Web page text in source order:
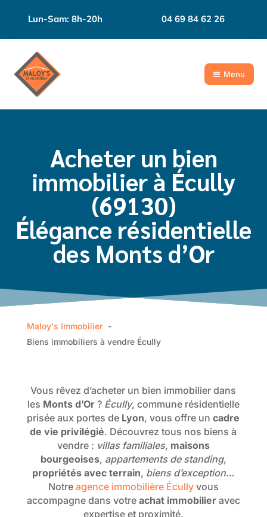
Lun-Sam: 8h-20h 04 69 84 62 26
Menu
Acheter un bien
immobilier à Écully
(69130)
Élégance résidentielle
des Monts d’Or
Maloy's Immobilier
Biens immobiliers à vendre Écully
Vous rêvez d’acheter un bien immobilier dans
les Monts d’Or? Écully, commune résidentielle
prisée aux portes de Lyon, vous offre uncadre
de vie privilégié. Découvrez tous nos biens à
vendre : villas familiales, maisons
bourgeoises, appartements de standing,
propriétés avec terrain, biens d’exception…
Notre agence immobilière Écullyvous
accompagne dans votre achat immobilieravec
expertise et proximité.